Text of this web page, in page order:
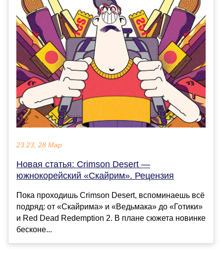
23:23, 28 Мар
Новая статья: Crimson Desert —
южнокорейский «Скайрим». Рецензия
Пока проходишь Crimson Desert, вспоминаешь всё
подряд: от «Скайрима» и «Ведьмака» до «Готики»
и Red Dead Redemption 2. В плане сюжета новинке
бесконе...